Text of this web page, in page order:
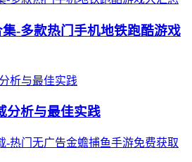
-多款热门手机地铁跑酷游戏
分析与最佳实践